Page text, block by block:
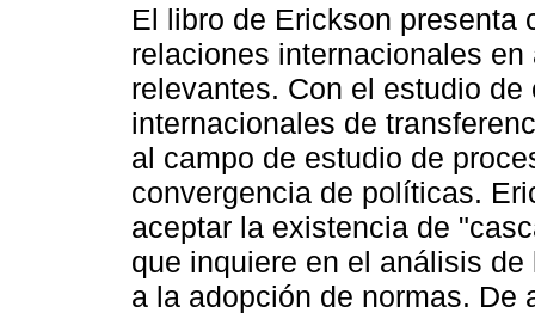
El libro de Erickson presenta
relaciones internacionales
relevantes. Con el estudio
internacionales de
al campo de estudio de
convergencia de políticas.
aceptar la existencia de
que inquiere en el análisis
a la adopción de normas. De